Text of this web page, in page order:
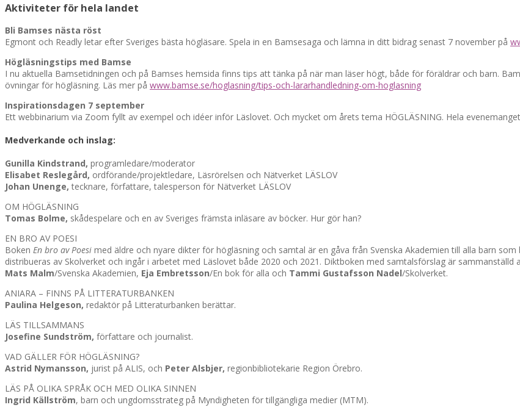
Aktiviteter för hela landet
Bli Bamses nästa röst
Egmont och Readly letar efter Sveriges bästa högläsare. Spela in en Bamsesaga och lämna in ditt bidrag senast 7 november på
Högläsningstips med Bamse
I nu aktuella Bamsetidningen och på Bamses hemsida finns tips att tänka på när man läser högt, både för föräldrar och barn.
övningar för högläsning. Läs mer på www.bamse.se/hoglasning/tips-och-lararhandledning-om-hoglasning
Inspirationsdagen 7 september
Ett webbinarium via Zoom fyllt av exempel och idéer inför Läslovet. Och mycket om årets tema HÖGLÄSNING. Hela
Medverkande och inslag:
Gunilla Kindstrand, programledare/moderator
Elisabet Reslegård, ordförande/projektledare, Läsrörelsen och Nätverket LÄSLOV
Johan Unenge, tecknare, författare, talesperson för Nätverket LÄSLOV
OM HÖGLÄSNING
Tomas Bolme, skådespelare och en av Sveriges främsta inläsare av böcker. Hur gör han?
EN BRO AV POESI
Boken En bro av Poesi med äldre och nyare dikter för högläsning och samtal är en gåva från Svenska Akademien till alla barn
distribueras av Skolverket och ingår i arbetet med Läslovet både 2020 och 2021. Diktboken med samtalsförslag är sammanställd
Mats Malm/Svenska Akademien, Eja Embretsson/En bok för alla och Tammi Gustafsson Nadel/Skolverket.
ANIARA – FINNS PÅ LITTERATURBANKEN
Paulina Helgeson, redaktör på Litteraturbanken berättar.
LÄS TILLSAMMANS
Josefine Sundström, författare och journalist.
VAD GÄLLER FÖR HÖGLÄSNING?
Astrid Nymansson, jurist på ALIS, och Peter Alsbjer, regionbibliotekarie Region Örebro.
LÄS PÅ OLIKA SPRÅK OCH MED OLIKA SINNEN
Ingrid Källström, barn och ungdomsstrateg på Myndigheten för tillgängliga medier (MTM).